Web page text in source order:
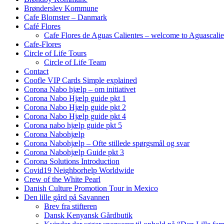
Brønderslev Kommune
Cafe Blomster – Danmark
Café Flores
Cafe Flores de Aguas Calientes – welcome to
Cafe-Flores
Circle of Life Tours
Circle of Life Team
Contact
Coofle VIP Cards Simple explained
Corona Nabo hjælp – om initiativet
Corona Nabo Hjælp guide pkt 1
Corona Nabo Hjælp guide pkt 2
Corona Nabo Hjælp guide pkt 4
Corona nabo hjælp guide pkt 5
Corona Nabohjælp
Corona Nabohjælp – Ofte stillede spørgsmål og svar
Corona Nabohjælp Guide pkt 3
Corona Solutions Introduction
Covid19 Neighborhelp Worldwide
Crew of the White Pearl
Danish Culture Promotion Tour in Mexico
Den lille gård på Savannen
Brev fra stifteren
Dansk Kenyansk Gårdbutik